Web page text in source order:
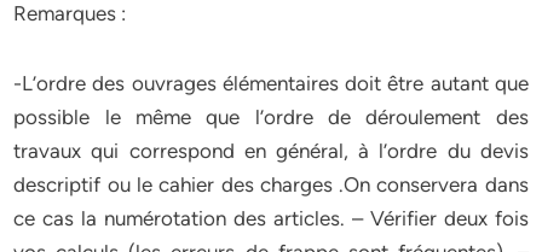
Remarques :
-L’ordre des ouvrages élémentaires doit être autant que
possible le même que l’ordre de déroulement des
travaux qui correspond en général, à l’ordre du devis
descriptif ou le cahier des charges .On conservera dans
ce cas la numérotation des articles. – Vérifier deux fois